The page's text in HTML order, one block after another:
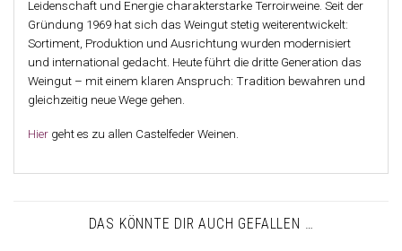
Leidenschaft und Energie charakterstarke Terroirweine. Seit der
Gründung 1969 hat sich das Weingut stetig weiterentwickelt:
Sortiment, Produktion und Ausrichtung wurden modernisiert
und international gedacht. Heute führt die dritte Generation das
Weingut – mit einem klaren Anspruch: Tradition bewahren und
gleichzeitig neue Wege gehen.
Hier geht es zu allen Castelfeder Weinen.
DAS KÖNNTE DIR AUCH GEFALLEN …